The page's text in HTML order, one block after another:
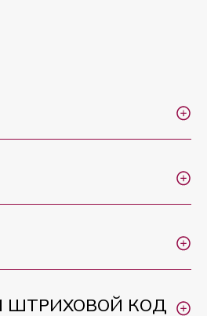
ШТРИХОВОЙ КОД